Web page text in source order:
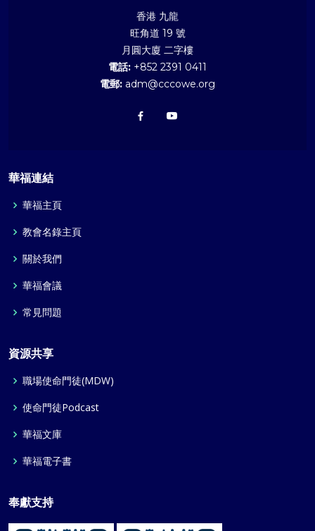
香港 九龍
旺角道 19 號
月圓大廈 二字樓
電話: +852 2391 0411
電郵: adm@cccowe.org
華福連結
華福主頁
教會名錄主頁
關於我們
華福會議
常見問題
資源共享
職場使命門徒(MDW)
使命門徒Podcast
華福文庫
華福電子書
奉獻支持